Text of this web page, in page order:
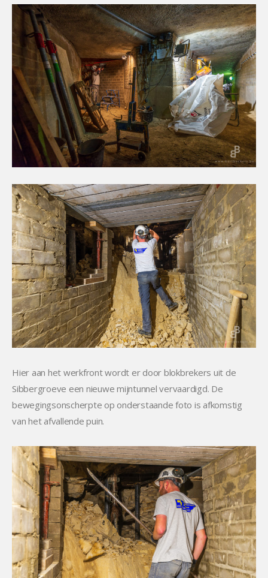
Hier aan het werkfront wordt er door blokbrekers uit de
Sibbergroeve een nieuwe mijntunnel vervaardigd. De
bewegingsonscherpte op onderstaande foto is afkomstig
van het afvallende puin.